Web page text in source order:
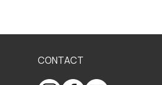
CONTACT